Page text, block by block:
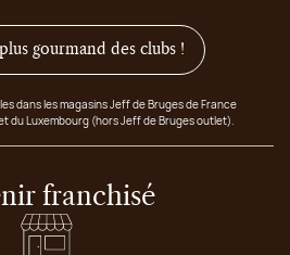
gourmand des clubs !
dans les magasins Jeff de Bruges de France
du Luxembourg (hors Jeff de Bruges outlet).
franchisé